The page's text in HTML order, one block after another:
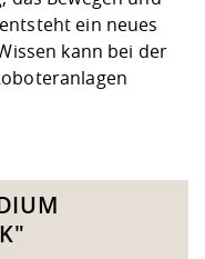
ein neues
kann bei der